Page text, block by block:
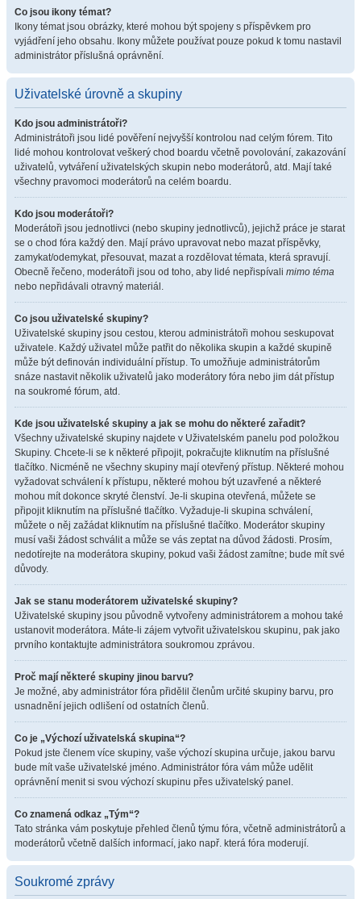
Co jsou ikony témat?
Ikony témat jsou obrázky, které mohou být spojeny s příspěvkem pro
vyjádření jeho obsahu. Ikony můžete používat pouze pokud k tomu nastavil
administrátor příslušná oprávnění.
Uživatelské úrovně a skupiny
Kdo jsou administrátoři?
Administrátoři jsou lidé pověření nejvyšší kontrolou nad celým fórem. Tito
lidé mohou kontrolovat veškerý chod boardu včetně povolování, zakazování
uživatelů, vytváření uživatelských skupin nebo moderátorů, atd. Mají také
všechny pravomoci moderátorů na celém boardu.
Kdo jsou moderátoři?
Moderátoři jsou jednotlivci (nebo skupiny jednotlivců), jejichž práce je starat
se o chod fóra každý den. Mají právo upravovat nebo mazat příspěvky,
zamykat/odemykat, přesouvat, mazat a rozdělovat témata, která spravují.
Obecně řečeno, moderátoři jsou od toho, aby lidé nepřispívali mimo téma
nebo nepřidávali otravný materiál.
Co jsou uživatelské skupiny?
Uživatelské skupiny jsou cestou, kterou administrátoři mohou seskupovat
uživatele. Každý uživatel může patřit do několika skupin a každé skupině
může být definován individuální přístup. To umožňuje administrátorům
snáze nastavit několik uživatelů jako moderátory fóra nebo jim dát přístup
na soukromé fórum, atd.
Kde jsou uživatelské skupiny a jak se mohu do některé zařadit?
Všechny uživatelské skupiny najdete v Uživatelském panelu pod položkou
Skupiny. Chcete-li se k některé připojit, pokračujte kliknutím na příslušné
tlačítko. Nicméně ne všechny skupiny mají otevřený přístup. Některé mohou
vyžadovat schválení k přístupu, některé mohou být uzavřené a některé
mohou mít dokonce skryté členství. Je-li skupina otevřená, můžete se
připojit kliknutím na příslušné tlačítko. Vyžaduje-li skupina schválení,
můžete o něj zažádat kliknutím na příslušné tlačítko. Moderátor skupiny
musí vaši žádost schválit a může se vás zeptat na důvod žádosti. Prosím,
nedotírejte na moderátora skupiny, pokud vaši žádost zamítne; bude mít své
důvody.
Jak se stanu moderátorem uživatelské skupiny?
Uživatelské skupiny jsou původně vytvořeny administrátorem a mohou také
ustanovit moderátora. Máte-li zájem vytvořit uživatelskou skupinu, pak jako
prvního kontaktujte administrátora soukromou zprávou.
Proč mají některé skupiny jinou barvu?
Je možné, aby administrátor fóra přidělil členům určité skupiny barvu, pro
usnadnění jejich odlišení od ostatních členů.
Co je „Výchozí uživatelská skupina“?
Pokud jste členem více skupiny, vaše výchozí skupina určuje, jakou barvu
bude mít vaše uživatelské jméno. Administrátor fóra vám může udělit
oprávnění menit si svou výchozí skupinu přes uživatelský panel.
Co znamená odkaz „Tým“?
Tato stránka vám poskytuje přehled členů týmu fóra, včetně administrátorů a
moderátorů včetně dalších informací, jako např. která fóra moderují.
Soukromé zprávy